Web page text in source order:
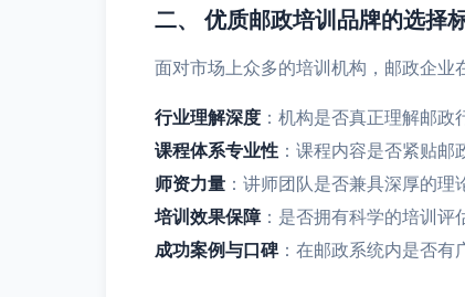
二、 优质邮政培训品牌的选择
面对市场上众多的培训机构，邮政企业
行业理解深度 ：机构是否真正理解邮政
课程体系专业性 ：课程内容是否紧贴
师资力量 ：讲师团队是否兼具深厚的理
培训效果保障：是否拥有科学的培训评
成功案例与口碑：在邮政系统内是否有